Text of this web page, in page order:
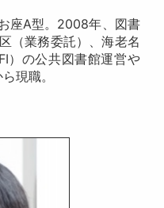
座A型。2008年、図書
（業務委託）、海老名
）の公共図書館運営や
現職。